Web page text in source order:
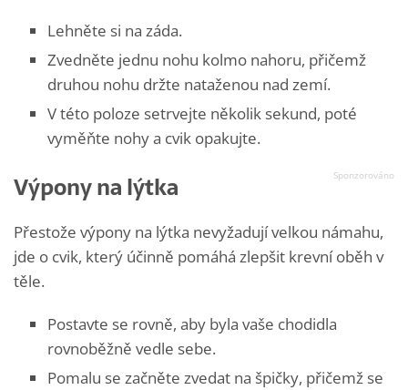
Lehněte si na záda.
Zvedněte jednu nohu kolmo nahoru, přičemž
druhou nohu držte nataženou nad zemí.
V této poloze setrvejte několik sekund, poté
vyměňte nohy a cvik opakujte.
Výpony na lýtka
Přestože výpony na lýtka nevyžadují velkou námahu,
jde o cvik, který účinně pomáhá zlepšit krevní oběh v
těle.
Postavte se rovně, aby byla vaše chodidla
rovnoběžně vedle sebe.
Pomalu se začněte zvedat na špičky, přičemž se